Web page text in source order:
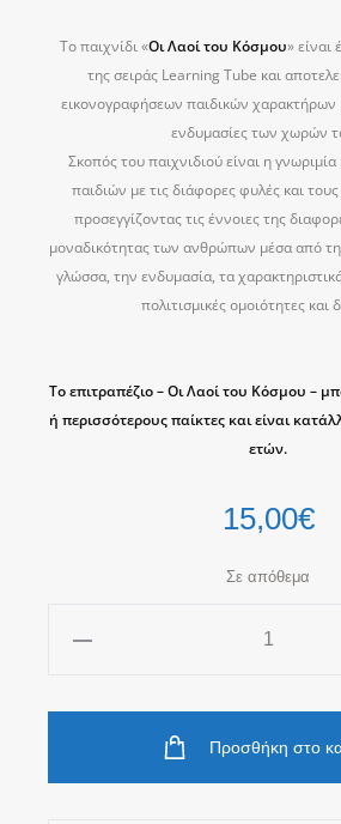
Το παιχνίδι «Οι Λαοί του Κόσμου» είναι
της σειράς Learning Tube και
εικονογραφήσεων παιδικών χαρακτήρων
ενδυμασίες των χωρών
Σκοπός του παιχνιδιού είναι η
παιδιών με τις διάφορες φυλές και
προσεγγίζοντας τις έννοιες της
μοναδικότητας των ανθρώπων μέσα από
γλώσσα, την ενδυμασία, τα
πολιτισμικές ομοιότητες και
Το επιτραπέζιο – Οι Λαοί του Κόσμου –
ή περισσότερους παίκτες και είναι
ετών.
15,00€
Σε απόθεμα
Προσθήκη στο